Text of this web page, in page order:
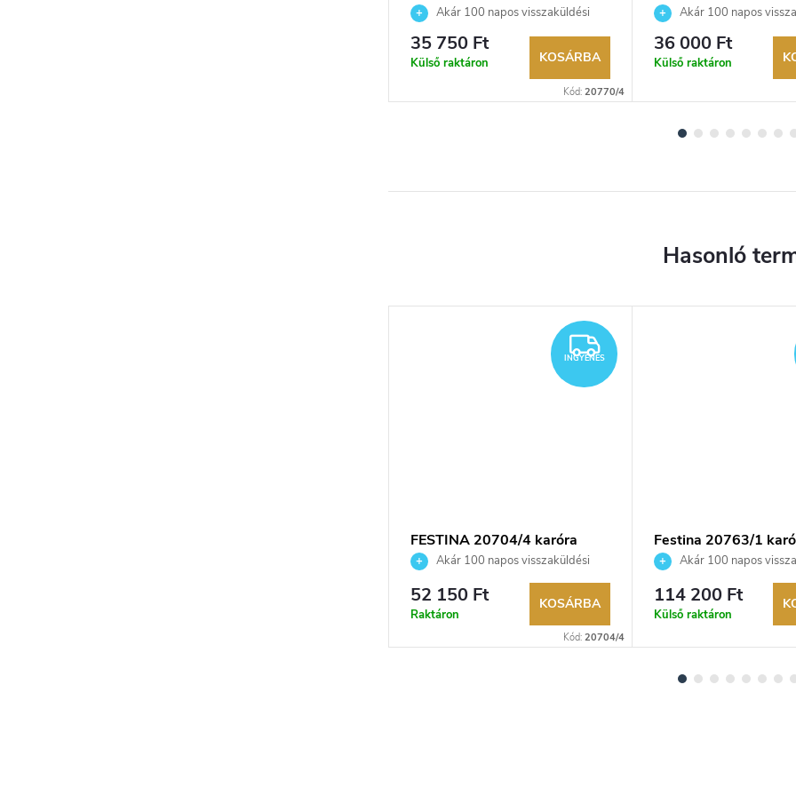
Akár 100 napos visszaküldési
lehetőség. Hivatalos márkakereskedő.
35 750 Ft
Külső raktáron KOSÁRBA
Kód: 20770/4
Akár 100 napos
lehetőség. Hivatalos
36 000 Ft
Külső raktáron
INGYENES
INGYENES
FESTINA 20704/4 karóra
Akár 100 napos visszaküldési
lehetőség. Hivatalos márkakereskedő.
52 150 Ft
Raktáron
KOSÁRBA
Kód: 20704/4
Festina 20763/1
Akár 100 napos
lehetőség. Hivatalos
114 200 Ft
Külső raktáron